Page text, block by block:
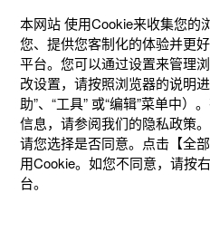
官方商城个性定制
本网站 使⽤Cookie来收集您的
您、提供您客制化的体验并更
平台。您可以通过设置来管理
改设置，请按照浏览器的说明
助”、“⼯具” 或“编辑”菜单中）
信息，请参阅我们的隐私政策。
请您选择是否同意。点击【全
用Cookie。如您不同意，请按
台。